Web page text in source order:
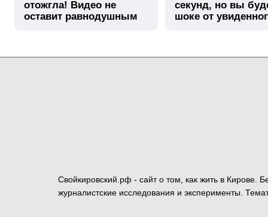
отожгла! Видео не
оставит равнодушным
секунд, но вы
шоке от
Свойкировский.рф - сайт о том, как жить в Кирове.
журналистские исследования и эксперименты.